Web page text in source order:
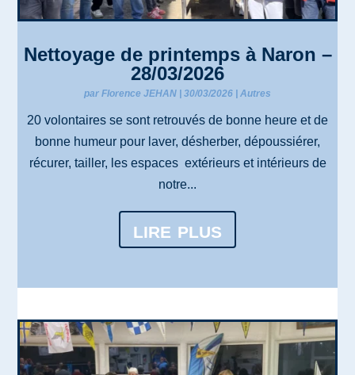
Nettoyage de printemps à Naron –
28/03/2026
par Florence JEHAN 30/03/2026 Autres
20 volontaires se sont retrouvés de bonne heure et de
bonne humeur pour laver, désherber, dépoussiérer,
récurer, tailler, les espaces extérieurs et intérieurs de
notre...
lire plus